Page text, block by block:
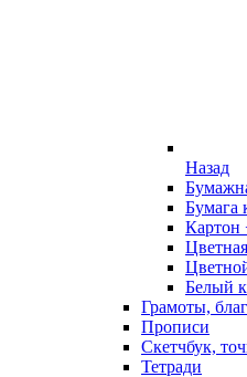
Назад
Бумага
Картон
Белый
Грамоты,
Прописи
Скетчбук,
Тетради